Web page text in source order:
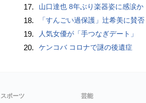
17. 山口達也 8年ぶり楽器姿に感涙か
18. 「すんごい過保護」辻希美に賛否
19. 人気女優が「手つなぎデート」
20. ケンコバ コロナで謎の後遺症
スポーツ 芸能